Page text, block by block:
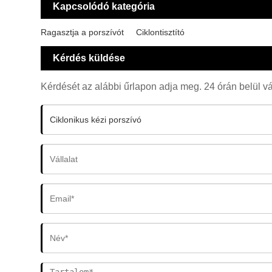
Kapcsolódó kategória
Ragasztja a porszívót Ciklontisztító
Kérdés küldése
Kérdését az alábbi űrlapon adja meg. 24 órán belül